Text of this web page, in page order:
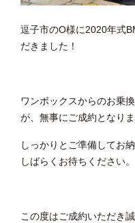
逗子市のO様に2020年
だきました！
ワンボックスからのお乗
が、無事にご成約となり
しっかりとご準備してお
しばらくお待ちください。
この度はご成約いただき